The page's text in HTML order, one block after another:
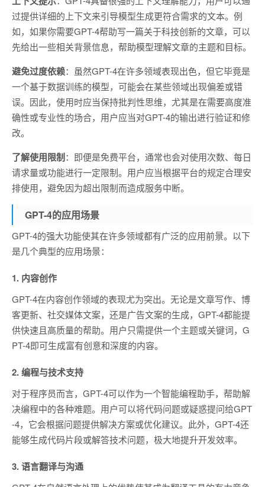
过提供详细的上下文来引导模型生成更符合需求的文本。例
如，如果你需要GPT-4帮助写一篇关于科技创新的文章，可以
先给出一些相关背景信息，帮助模型理解文章的主题和目标。
避免过度依赖：虽然GPT-4在许多领域表现出色，但它毕竟是
一个基于数据训练的模型，可能会在某些领域出现偏差或错
误。因此，使用时应当保持批判性思维，尤其是在需要高度准
确性或专业性的场合，用户应当对GPT-4的输出进行验证和修
改。
了解使用限制：即便是免费平台，通常也会对使用次数、每日
请求量或功能进行一定限制。用户应当根据平台的规定合理安
排使用，避免因为超出限制而造成服务中断。
GPT-4的应用场景
GPT-4的强大功能使其在许多领域都有广泛的应用前景。以下
是几个典型的应用场景：
1. 内容创作
GPT-4在内容创作领域的表现尤为突出。无论是文章写作、博
客更新、社交媒体文案，还是广告文案的生成，GPT-4都能提
供快速且高质量的帮助。用户只需提供一个主题或关键词，G
PT-4即可生成富有创意和深度的内容。
2. 编程与技术支持
对于程序员而言，GPT-4可以作为一个智能编程助手，帮助解
决编程中的各种难题。用户可以将代码问题或疑惑提问给GPT
-4，它会根据问题提供解决方案或优化建议。此外，GPT-4还
能够生成代码片段或解答技术问题，极大地提升开发效率。
3. 语言翻译与沟通